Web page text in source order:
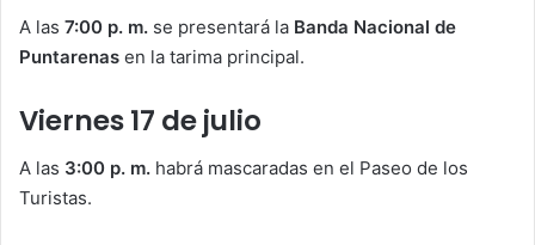
A las 7:00 p. m. se presentará la Banda Nacional de
Puntarenas en la tarima principal.
Viernes 17 de julio
A las 3:00 p. m. habrá mascaradas en el Paseo de los
Turistas.